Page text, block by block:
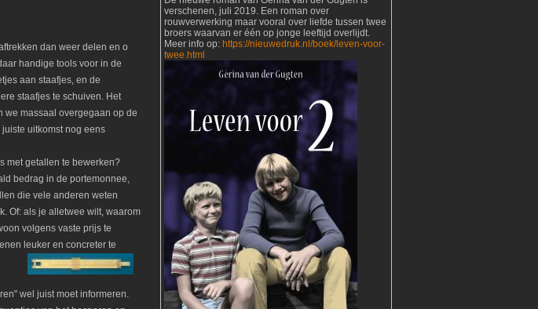
dan weer delen en o
handige tools voor in de
aan staafjes, en de
staafjes te schuiven. Het
we massaal overgegaan op de
uitkomst nog eens
met getallen te bewerken?
bedrag in de portemonnee,
die vele anderen weten
Of: als je alletwee wilt, waarom
volgens vaste prijs te
leuker en concreter te
wel juist moet informeren.
verschenen, juli 2019. Een roman over
rouwverwerking maar vooral over liefde tussen twee
broers waarvan er één op jonge leeftijd overlijdt.
Meer info op: https://nieuwedruk.nl/boek/leven-voor-
twee.html